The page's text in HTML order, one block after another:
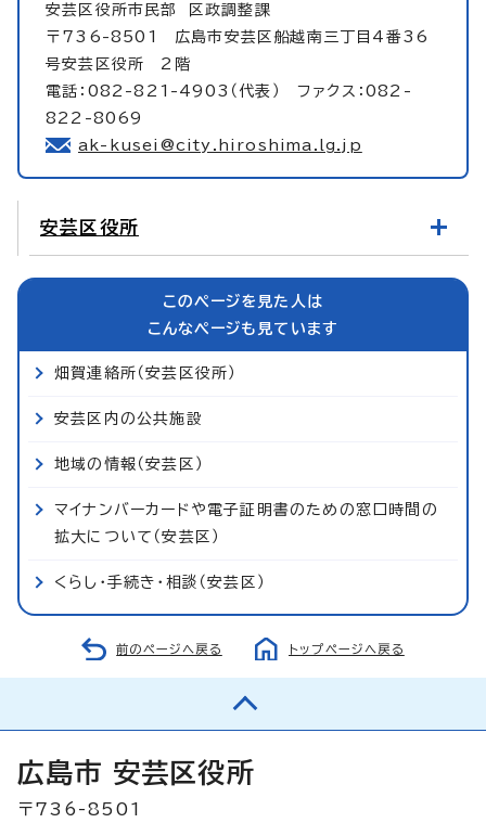
安芸区役所市民部
区政調整課
〒736-8501 広島市安芸区船越南三丁目4番36
号安芸区役所 2階
電話：082-821-4903（代表） ファクス：082-
822-8069
ak-kusei@city.hiroshima.lg.jp
安芸区役所
このページを見た人は
こんなページも見ています
畑賀連絡所（安芸区役所）
安芸区内の公共施設
地域の情報（安芸区）
マイナンバーカードや電子証明書のための窓口時間の
拡大について（安芸区）
くらし・手続き・相談（安芸区）
前のページへ戻る トップページへ戻る
広島市 安芸区役所
〒736-8501